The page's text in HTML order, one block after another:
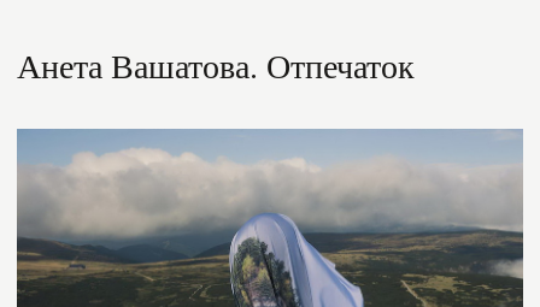
Анета Вашатова. Отпечаток